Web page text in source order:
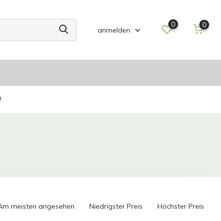
anmelden
0 0
meisten angesehen Niedrigster Preis Höchster Preis